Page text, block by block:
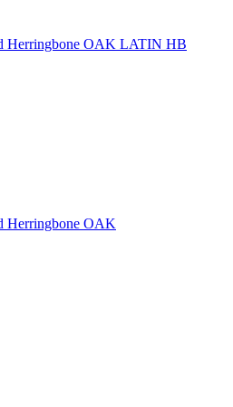
Herringbone OAK LATIN HB
Herringbone OAK